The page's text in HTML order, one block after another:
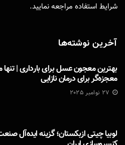
شرایط استفاده مراجعه نمایید.
آخرین نوشته‌ها
بهترین معجون عسل برای بارداری |
معجزه‌گر برای درمان نازایی
27 نوامبر 2025
لوبیا چیتی ازبکستان؛ گزینه ایده‌آل